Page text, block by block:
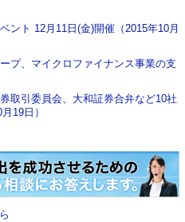
ント 12月11日(金)開催（2015年10月
プ、マイクロファイナンス事業の支
取引委員会、大和証券合弁など10社
19日）